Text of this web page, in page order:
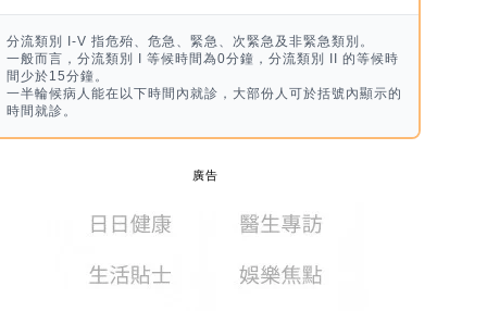
分流類別 I-V 指危殆、危急、緊急、次緊急及非緊急類別。
一般而言，分流類別 I 等候時間為0分鐘，分流類別 II 的等候時
間少於15分鐘。
一半輪候病人能在以下時間內就診，大部份人可於括號內顯示的
時間就診。
廣告